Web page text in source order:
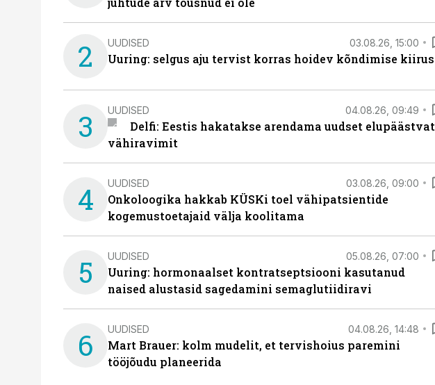
2 UUDISED 03.08.26, 15:00
Uuring: selgus aju tervist korras hoidev kõndimise kiirus
3 UUDISED 04.08.26, 09:49
Delfi: Eestis hakatakse arendama uudset elupäästvat
vähiravimit
4 UUDISED 03.08.26, 09:00
Onkoloogika hakkab KÜSKi toel vähipatsientide
kogemustoetajaid välja koolitama
5 UUDISED 05.08.26, 07:00
Uuring: hormonaalset kontratseptsiooni kasutanud
naised alustasid sagedamini semaglutiidiravi
6 UUDISED 04.08.26, 14:48
Mart Brauer: kolm mudelit, et tervishoius paremini
tööjõudu planeerida